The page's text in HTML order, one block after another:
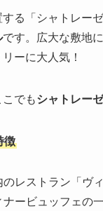
る「シャトレー
です。広大な敷地
ーに大人気！
でもシャトレー
徴
のレストラン「ヴ
ナービュッフェの